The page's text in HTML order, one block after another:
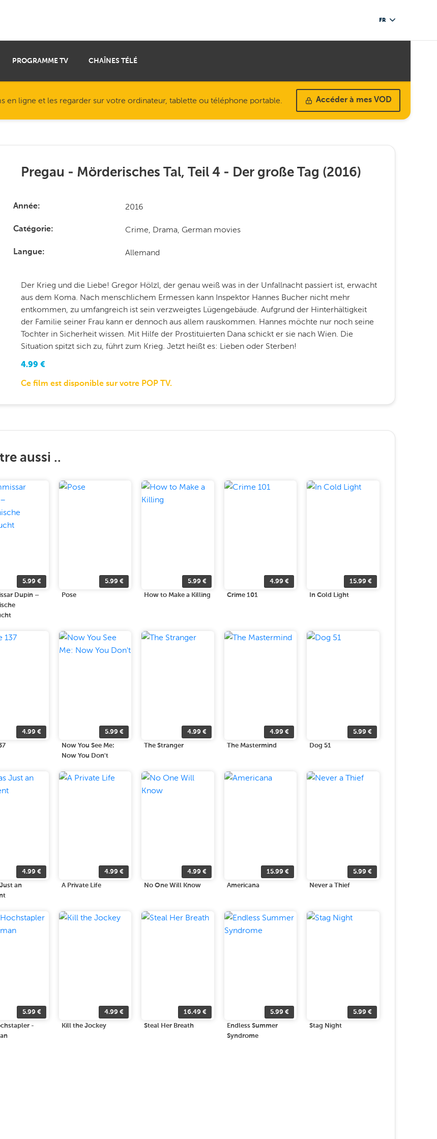
FR
PROGRAMME TV CHAÎNES TÉLÉ
en ligne et les regarder sur votre ordinateur, tablette ou téléphone portable. Accéder à mes VOD
Pregau - Mörderisches Tal, Teil 4 - Der große Tag (2016)
Année 2016
Catégorie Crime, Drama, German movies
Langue Allemand
Der Krieg und die Liebe! Gregor Hölzl, der genau weiß was in der Unfallnacht passiert ist, erwacht
aus dem Koma. Nach menschlichem Ermessen kann Inspektor Hannes Bucher nicht mehr
entkommen, zu umfangreich ist sein verzweigtes Lügengebäude. Aufgrund der Hinterhältigkeit
der Familie seiner Frau kann er dennoch aus allem rauskommen. Hannes möchte nur noch seine
Tochter in Sicherheit wissen. Mit Hilfe der Prostituierten Dana schickt er sie nach Wien. Die
Situation spitzt sich zu, führt zum Krieg. Jetzt heißt es: Lieben oder Sterben!
4.99 €
Ce film est disponible sur votre POP TV.
aussi ..
5.99€
Dupin –
5.99 €
Pose
5.99€
How to Make a Killing
4.99 €
Crime 101
15.99€
In Cold Light
4.99€ 5.99 €
Now You See Me:
Now You Don't
4.99€
The Stranger
4.99 €
The Mastermind
5.99€
Dog 51
4.99€
an
4.99 €
A Private Life
4.99€
No One Will Know
15.99 €
Americana
5.99€
Never a Thief
5.99€
-
4.99 €
Kill the Jockey
16.49€
Steal Her Breath
5.99 €
Endless Summer
Syndrome
5.99€
Stag Night